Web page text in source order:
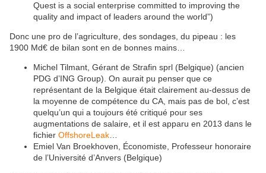
Quest is a social enterprise committed to improving the
quality and impact of leaders around the world”)
Donc une pro de l’agriculture, des sondages, du pipeau : les
1900 Md€ de bilan sont en de bonnes mains…
Michel Tilmant, Gérant de Strafin sprl (Belgique) (ancien
PDG d’ING Group). On aurait pu penser que ce
représentant de la Belgique était clairement au-dessus de
la moyenne de compétence du CA, mais pas de bol, c’est
quelqu’un qui a toujours été critiqué pour ses
augmentations de salaire, et il est apparu en 2013 dans le
fichier OffshoreLeak
Emiel Van Broekhoven, Économiste, Professeur honoraire
de l’Université d’Anvers (Belgique)